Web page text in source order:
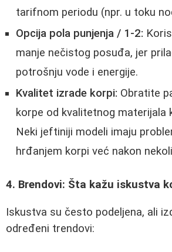
tarifnom periodu (npr. u toku
Opcija pola punjenja / 1-2:
manje nečistog posuđa, jer
potrošnju vode i energije.
Kvalitet izrade korpi: Obratite
korpe od kvalitetnog materijala
Neki jeftiniji modeli imaju
hrđanjem korpi već nakon
4. Brendovi: Šta kažu iskustva
Iskustva su često podeljena, ali
određeni trendovi: